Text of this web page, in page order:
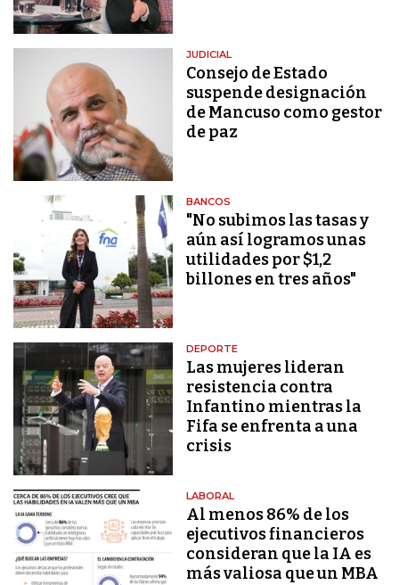
JUDICIAL
Consejo de Estado
suspende designación
de Mancuso como gestor
de paz
BANCOS
"No subimos las tasas y
aún así logramos unas
utilidades por $1,2
billones en tres años"
DEPORTE
Las mujeres lideran
resistencia contra
Infantino mientras la
Fifa se enfrenta a una
crisis
LABORAL
Al menos 86% de los
ejecutivos financieros
consideran que la IA es
más valiosa que un MBA